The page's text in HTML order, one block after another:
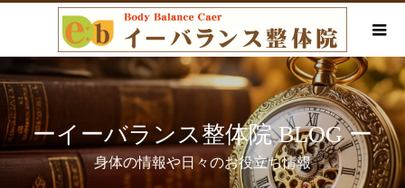
ーイーバランス整体院 BLOG ー
身体の情報や日々のお役立ち情報